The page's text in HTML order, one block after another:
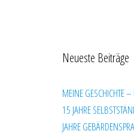
Neueste Beiträge
MEINE GESCHICHTE
15 JAHRE
JAHRE